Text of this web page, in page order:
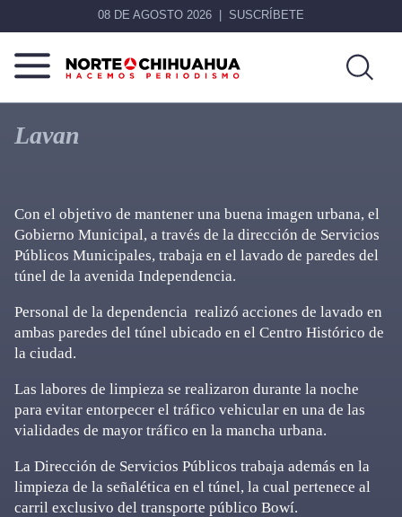
08 DE AGOSTO 2026 SUSCRÍBETE
Norte
Chihuahua
Más
que
noticias,
Lavan
Con el objetivo de mantener una buena imagen urbana, el
Gobierno Municipal, a través de la dirección de Servicios
Públicos Municipales, trabaja en el lavado de paredes del
túnel de la avenida Independencia.
Personal de la dependencia realizó acciones de lavado en
ambas paredes del túnel ubicado en el Centro Histórico de
la ciudad.
Las labores de limpieza se realizaron durante la noche
para evitar entorpecer el tráfico vehicular en una de las
vialidades de mayor tráfico en la mancha urbana.
La Dirección de Servicios Públicos trabaja además en la
limpieza de la señalética en el túnel, la cual pertenece al
carril exclusivo del transporte público Bowí.